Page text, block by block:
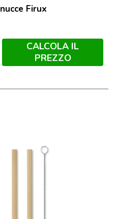
Firux
CALCOLA IL
PREZZO